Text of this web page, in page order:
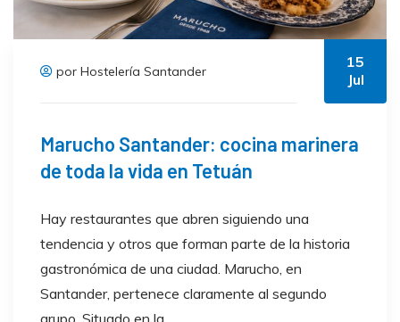
por Hostelería Santander
15
Jul
Marucho Santander: cocina marinera
de toda la vida en Tetuán
Hay restaurantes que abren siguiendo una
tendencia y otros que forman parte de la historia
gastronómica de una ciudad. Marucho, en
Santander, pertenece claramente al segundo
grupo. Situado en la